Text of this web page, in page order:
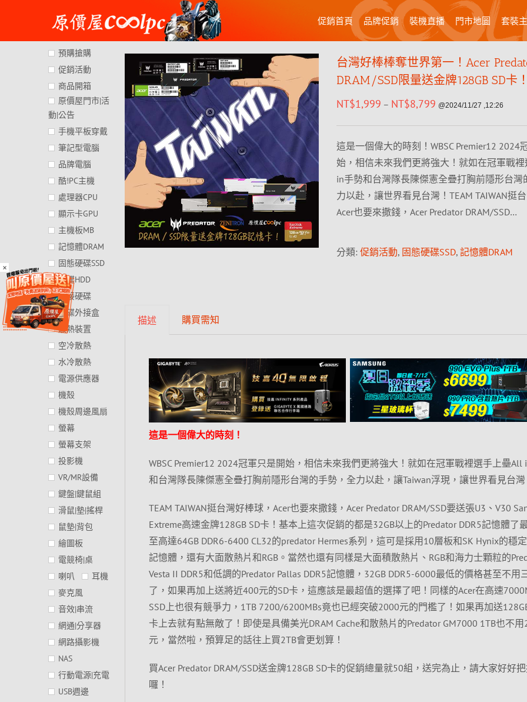
×
content
促銷首頁 品牌促銷 裝機直播 門市地圖 套裝
台灣好棒棒奪世界第一！Acer
DRAM/SSD限量送金牌128GB SD卡
NT$1,999 – NT$8,799 @2024/11/27 ,12:26
這是一個偉大的時刻！WBSC Premier12 2024
始，相信未來我們更將強大！就如在冠軍戰
in手勢和台灣隊長陳傑憲全疊打胸前隱形台灣
力以赴，讓世界看見台灣！TEAM TAIWAN挺
Acer也要來撒錢，Acer Predator DRAM/SSD…
分類: 促銷活動, 固態硬碟SSD, 記憶體DRAM
描述 購買需知
這是一個偉大的時刻！
WBSC Premier12 2024冠軍只是開始，相信未來我們更將強大！就如在冠軍戰裡選手上壘All
和台灣隊長陳傑憲全疊打胸前隱形台灣的手勢，全力以赴，讓Taiwan浮現，讓世界看見台
TEAM TAIWAN挺台灣好棒球，Acer也要來撒錢，Acer Predator DRAM/SSD要送張U3、V30
Extreme高速金牌128GB SD卡！基本上這次促銷的都是32GB以上的Predator DDR5記憶體了
至高達64GB DDR6-6400 CL32的predator Hermes系列，這可是採用10層板和SK Hynix的穩
記憶體，還有大面散熱片和RGB。當然也還有同樣是大面積散熱片、RGB和海力士顆粒的
Vesta II DDR5和低調的Predator Pallas DDR5記憶體，32GB DDR5-6000最低的價格甚至不用
了，如果再加上送將近400元的SD卡，這應該是最超值的選擇了吧！同樣的Acer在高速
SSD上也很有競爭力，1TB 7200/6200MBs竟也已經突破2000元的門檻了！如果再加送
卡上去就有點無敵了！即使是具備美光DRAM Cache和散熱片的Predator GM7000 1TB也不
元，當然啦，預算足的話往上買2TB會更划算！
買Acer Predator DRAM/SSD送金牌128GB SD卡的促銷總量就50組，送完為止，請大家好好
囉！
預購搶購
促銷活動
商品開箱
原價屋門市|活
動|公告
手機平板穿戴
筆記型電腦
品牌電腦
酷!PC主機
處理器CPU
顯示卡GPU
主機板MB
記憶體DRAM
固態硬碟SSD
硬碟HDD
外接硬碟
硬碟外接盒
散熱裝置
空冷散熱
水冷散熱
電源供應器
機殼
機殼周邊風扇
螢幕
螢幕支架
投影機
VR/MR設備
鍵盤|鍵鼠組
滑鼠|墊|搖桿
鼠墊|背包
繪圖板
電競椅|桌
喇叭
耳機
麥克風
音效|串流
網通|分享器
網路攝影機
NAS
行動電源|充電
USB週邊